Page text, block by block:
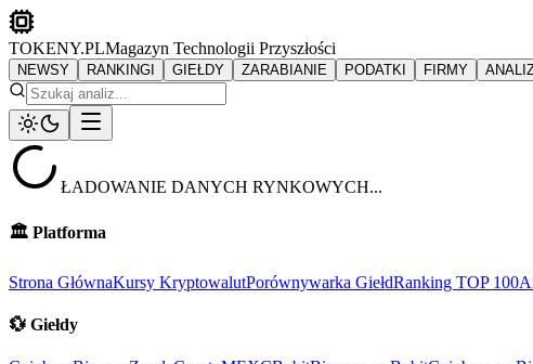
TOKENY.PLMagazyn Technologii Przyszłości
NEWSY RANKINGI GIEŁDY ZARABIANIE PODATKI FIRMY
ŁADOWANIE DANYCH RYNKOWYCH...
🏛️ Platforma
Strona GłównaKursy KryptowalutPorównywarka GiełdRanking TOP 100
💱 Giełdy